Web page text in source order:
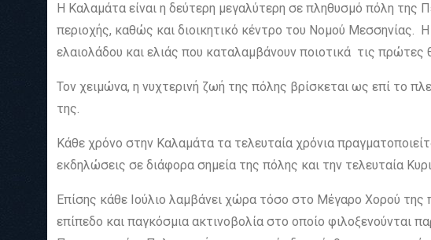
Η Καλαμάτα είναι η δεύτερη μεγαλύτερη σε πληθυσμό πόλη της
περιοχής, καθώς και διοικητικό κέντρο του Νομού Μεσσηνίας.
ελαιολάδου και ελιάς που καταλαμβάνουν ποιοτικά τις
Τον χειμώνα, η νυχτερινή ζωή της πόλης βρίσκεται ως επί το
της.
Κάθε χρόνο στην Καλαμάτα τα τελευταία χρόνια
εκδηλώσεις σε διάφορα σημεία της πόλης και την τελευταία
Επίσης κάθε Ιούλιο λαμβάνει χώρα τόσο στο Μέγαρο Χορού
επίπεδο και παγκόσμια ακτινοβολία στο οποίο φιλοξενούνται